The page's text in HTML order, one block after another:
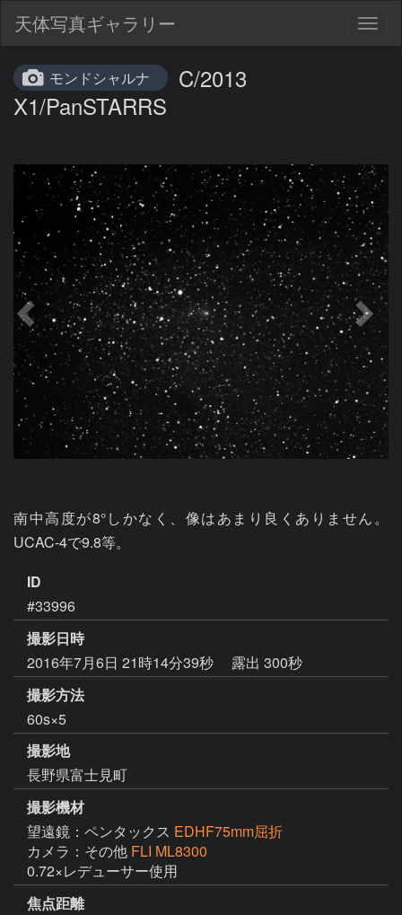
天体写真ギャラリー
モンドシャルナ
C/2013
X1/PanSTARRS
南中高度が8°しかなく、像はあまり良くありません。
UCAC-4で9.8等。
ID
#33996
撮影日時
2016年7月6日 21時14分39秒
露出 300秒
撮影方法
60s×5
撮影地
長野県富士見町
撮影機材
望遠鏡：ペンタックス EDHF75mm屈折
カメラ：その他 FLI ML8300
0.72×レデューサー使用
焦点距離